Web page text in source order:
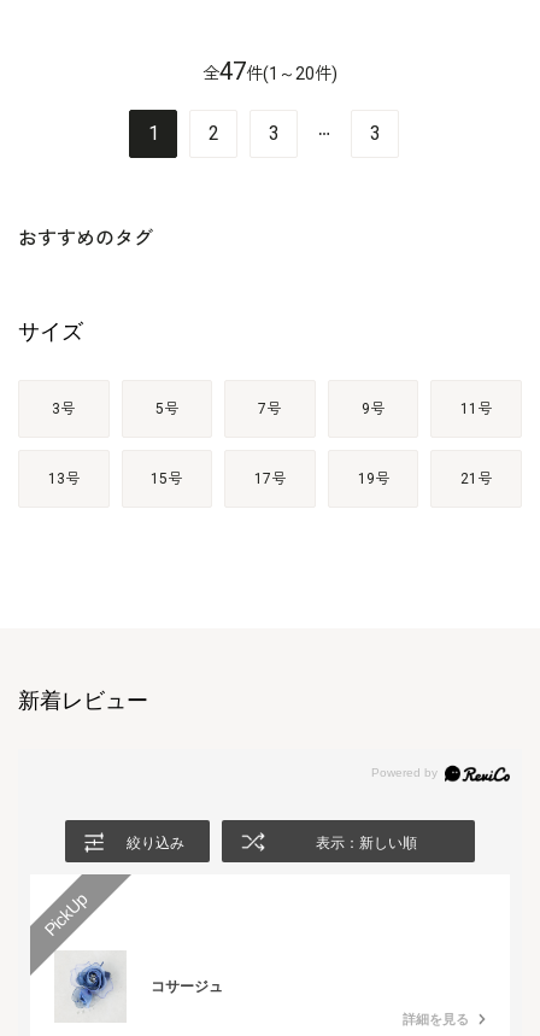
全47件(1～20件)
1 2 3 3
おすすめのタグ
サイズ
3号 5号 7号 9号 11号
13号 15号 17号 19号 21号
新着レビュー
絞り込み 表示：新しい順
コサージュ
詳細を見る